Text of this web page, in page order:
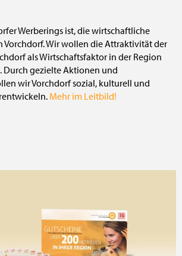
Werberings ist, die wirtschaftliche
Vorchdorf. Wir wollen die Attraktivität der
als Wirtschaftsfaktor in der Region
Durch gezielte Aktionen und
wir Vorchdorf sozial, kulturell und
Mehr im Leitbild!